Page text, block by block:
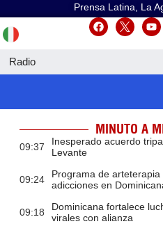
Prensa Latina, La
Radio
MINUTO A
09:37
Inesperado acuerdo
Levante
09:24
Programa de
adicciones en
09:18
Dominicana fortalece
virales con alianza